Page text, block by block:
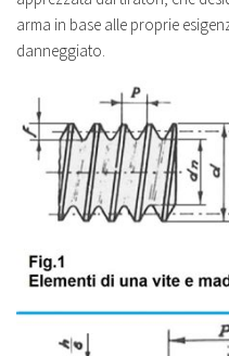
arma in base alle proprie
danneggiato.